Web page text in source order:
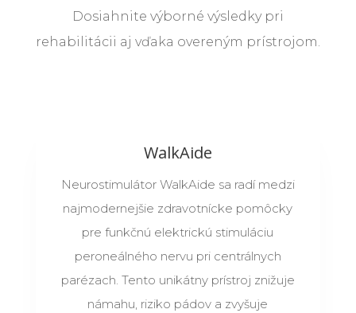
Dosiahnite výborné výsledky pri
rehabilitácii aj vďaka overeným prístrojom.
WalkAide
Neurostimulátor WalkAide sa radí medzi
najmodernejšie zdravotnícke pomôcky
pre funkčnú elektrickú stimuláciu
peroneálného nervu pri centrálnych
parézach. Tento unikátny prístroj znižuje
námahu, riziko pádov a zvyšuje